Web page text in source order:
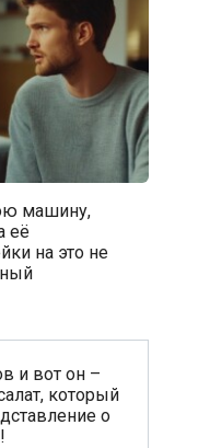
машину,
её
на это не
и вот он –
который
о